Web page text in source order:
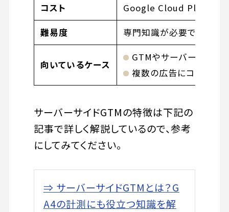
コスト
Google Cloud Platform
難易度
専門知識が必要で比較的
向いているケース
GTMやサーバーサイド
複数の広告にコンバー
サーバーサイドGTMの特徴は下記の
記事で詳しく解説しているので、参考
にしてみてください。
⇒ サーバーサイドGTMとは？G
A4の計測にも役立つ知識を解